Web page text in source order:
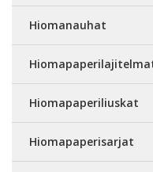
Hiomanauhat
Hiomapaperiliuskat
Hiomapaperisarjat